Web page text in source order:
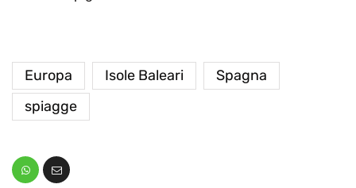
Europa Isole Baleari
Spagna
spiagge